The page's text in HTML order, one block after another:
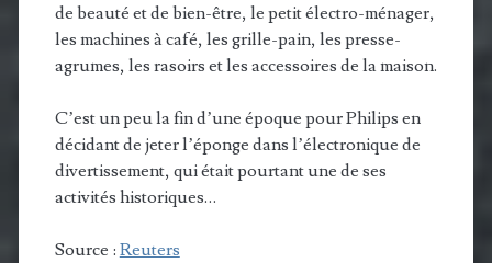
de beauté et de bien-être, le petit électro-ménager,
les machines à café, les grille-pain, les presse-
agrumes, les rasoirs et les accessoires de la maison.
C’est un peu la fin d’une époque pour Philips en
décidant de jeter l’éponge dans l’électronique de
divertissement, qui était pourtant une de ses
activités historiques…
Source : Reuters